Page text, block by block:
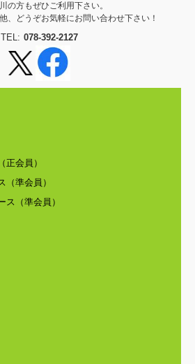
の方もぜひご利用下さい。
、どうぞお気軽にお問い合わせ下さい！
TEL: 078-392-2127
正会員）
（準会員）
ス（準会員）